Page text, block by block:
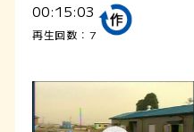
00:15:03
再生回数：7